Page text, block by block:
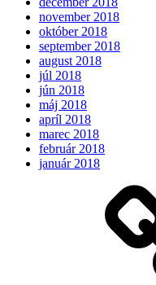
november 2018
október 2018
september 2018
august 2018
júl 2018
jún 2018
máj 2018
apríl 2018
marec 2018
február 2018
január 2018